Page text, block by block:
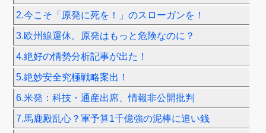
2.今こそ「原発に死を！」のスローガンを！
3.欧州線運休。原発はもっと危険なのに？
4.絶好の情勢分析記事が出た！
5.絶妙安全究極戦略案出！
6.米発：科技・通産出席、情報非公開批判
7.馬鹿殿乱心？軍予算1千億強の泥棒に追い銭